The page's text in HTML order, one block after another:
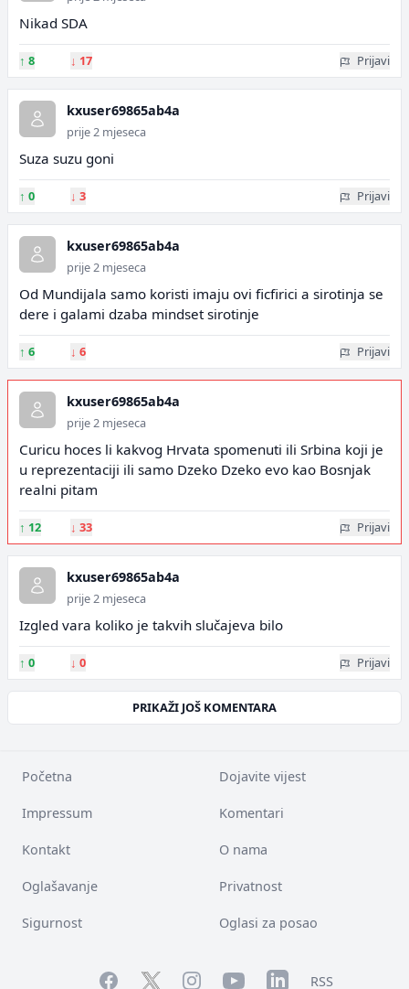
Nikad SDA
↑ 8 ↓ 17 Prijavi
kxuser69865ab4a
prije 2 mjeseca
Suza suzu goni
↑ 0 ↓ 3 Prijavi
kxuser69865ab4a
prije 2 mjeseca
Od Mundijala samo koristi imaju ovi ficfirici a sirotinja se
dere i galami dzaba mindset sirotinje
↑ 6 ↓ 6 Prijavi
kxuser69865ab4a
prije 2 mjeseca
Curicu hoces li kakvog Hrvata spomenuti ili Srbina koji je
u reprezentaciji ili samo Dzeko Dzeko evo kao Bosnjak
realni pitam
↑ 12 ↓ 33 Prijavi
kxuser69865ab4a
prije 2 mjeseca
Izgled vara koliko je takvih slučajeva bilo
↑ 0 ↓ 0 Prijavi
PRIKAŽI JOŠ KOMENTARA
Početna Dojavite vijest
Impressum Komentari
Kontakt O nama
Oglašavanje Privatnost
Sigurnost Oglasi za posao
FacebookTwitterInstagramYouTubeLinkedInRSS